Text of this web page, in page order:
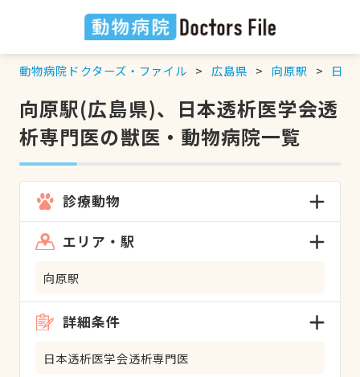
動物病院ドクターズ・ファイル 広島県 向原駅 日本
向原駅(広島県)、日本透析医学会透
析専門医の獣医・動物病院一覧
診療動物
エリア・駅
向原駅
詳細条件
日本透析医学会透析専門医